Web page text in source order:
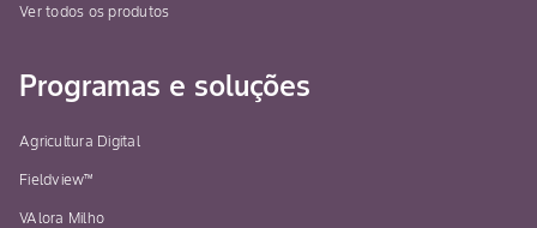
Ver todos os produtos
Programas e soluções
Agricultura Digital
Fieldview™
VAlora Milho